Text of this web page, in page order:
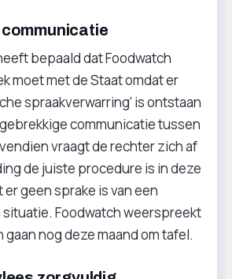
bepaald dat Foodwatch
moet met de Staat omdat er
spraakverwarring' is ontstaan
communicatie tussen
vraagt de rechter zich af
de juiste procedure is in deze
geen sprake is van een
Foodwatch weerspreekt
gaan nog deze maand om tafel.